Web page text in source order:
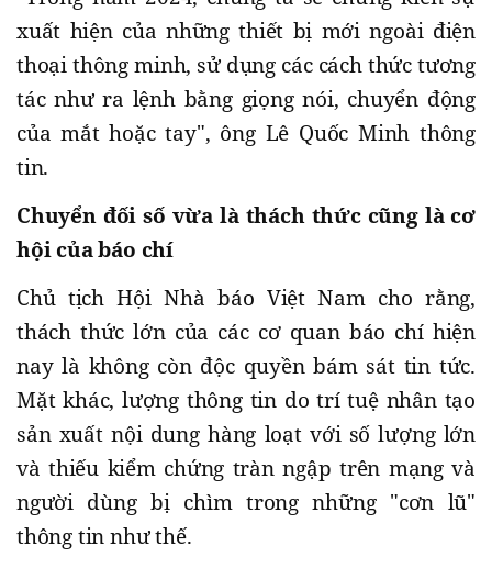
xuất hiện của những thiết bị mới ngoài điện
thoại thông minh, sử dụng các cách thức tương
tác như ra lệnh bằng giọng nói, chuyển động
của mắt hoặc tay", ông Lê Quốc Minh thông
tin.
Chuyển đối số vừa là thách thức cũng là cơ
hội của báo chí
Chủ tịch Hội Nhà báo Việt Nam cho rằng,
thách thức lớn của các cơ quan báo chí hiện
nay là không còn độc quyền bám sát tin tức.
Mặt khác, lượng thông tin do trí tuệ nhân tạo
sản xuất nội dung hàng loạt với số lượng lớn
và thiếu kiểm chứng tràn ngập trên mạng và
người dùng bị chìm trong những "cơn lũ"
thông tin như thế.